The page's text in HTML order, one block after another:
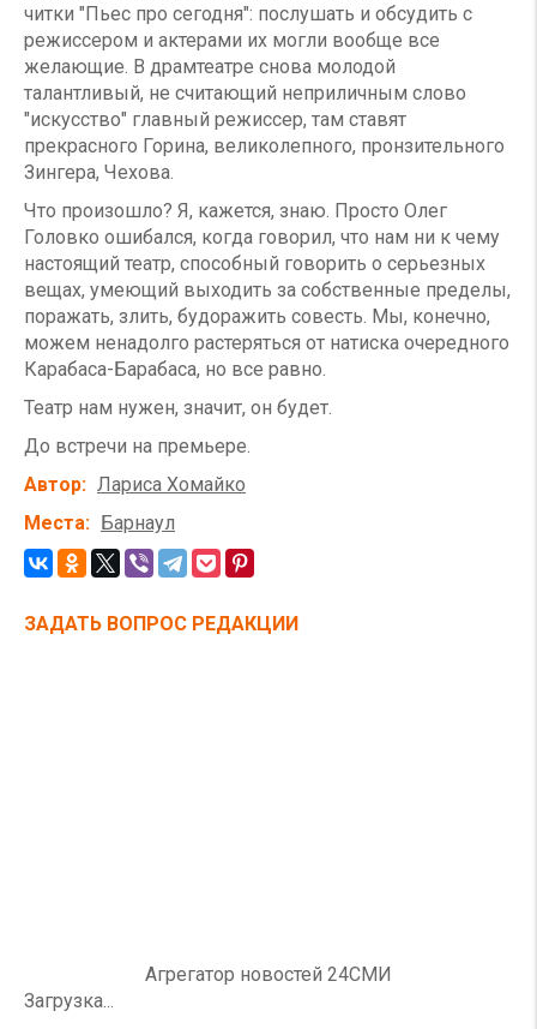
читки "Пьес про сегодня": послушать и обсудить с
режиссером и актерами их могли вообще все
желающие. В драмтеатре снова молодой
талантливый, не считающий неприличным слово
"искусство" главный режиссер, там ставят
прекрасного Горина, великолепного, пронзительного
Зингера, Чехова.
Что произошло? Я, кажется, знаю. Просто Олег
Головко ошибался, когда говорил, что нам ни к чему
настоящий театр, способный говорить о серьезных
вещах, умеющий выходить за собственные пределы,
поражать, злить, будоражить совесть. Мы, конечно,
можем ненадолго растеряться от натиска очередного
Карабаса-Барабаса, но все равно.
Театр нам нужен, значит, он будет.
До встречи на премьере.
Автор
Лариса Хомайко
Места
Барнаул
ЗАДАТЬ ВОПРОС РЕДАКЦИИ
Агрегатор новостей 24СМИ
Загрузка...